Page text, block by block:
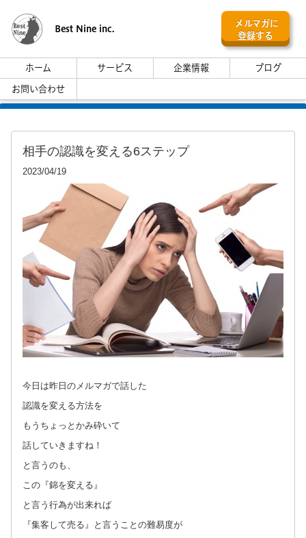
Best Nine inc.
メルマガに
登録する
ホーム サービス 企業情報
ブログ
お問い合わせ
相手の認識を変える6ステップ
2023/04/19
今日は昨日のメルマガで話した
認識を変える方法を
もうちょっとかみ砕いて
話していきますね！
と言うのも、
この『錦を変える』
と言う行為が出来れば
『集客して売る』と言うことの難易度が